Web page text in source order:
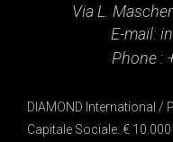
Via L.
E-mail:
Phone :
DIAMOND International /
Capitale Sociale: €